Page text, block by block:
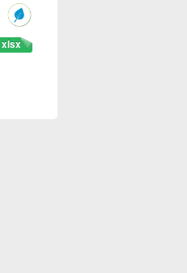
xlsx